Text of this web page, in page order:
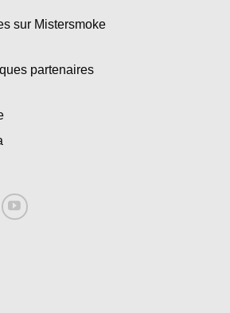
sur Mistersmoke
partenaires